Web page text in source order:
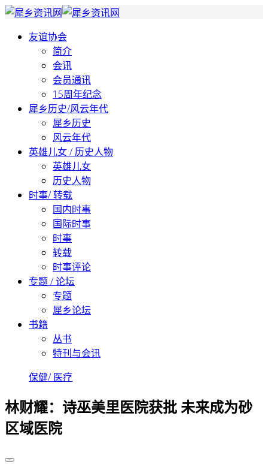
友谊协会
简介
会讯
会员通讯
15周年纪念
犀乡历史/风云年代
犀乡历史
风云年代
英雄儿女 / 历史人物
英雄儿女
历史人物
时事/ 转载
国内时事
国际时事
时事
转载
时事评论
专题 / 论坛
专题
犀乡论坛
书籍
丛书
特刊与会讯
保健/ 医疗
林财耀：诗巫美里医院获批 未来成为砂
区域医院